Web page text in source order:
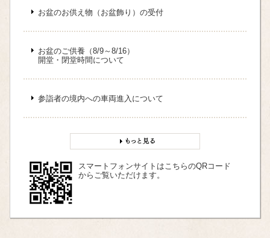
お盆のお供え物（お盆飾り）の受付
お盆のご供養（8/9～8/16）
開堂・閉堂時間について
参詣者の境内への車両進入について
スマートフォンサイトはこちらのQRコード
からご覧いただけます。